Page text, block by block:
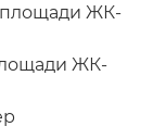
площади ЖК-
ЖК-